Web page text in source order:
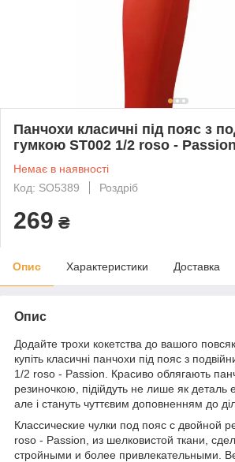
Панчохи класичні під пояс з
гумкою ST002 1/2 roso -
Немає в наявності
Код: SO5389
Роздріб
269 ₴
Опис Характеристики Доставка
Опис
Додайте трохи кокетства до вашого
купіть класичні панчохи під пояс з
1/2 roso - Passion. Красиво облягають
резиночкою, підійдуть не лише як деталь
але і стануть чуттєвим доповненням до
Классические чулки под пояс с двойной
roso - Passion, из шелковистой ткани,
стройными и более привлекательными.